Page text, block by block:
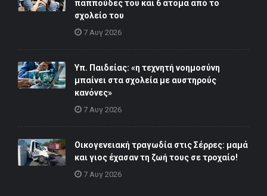
παππούδες του και 6 άτομα από το
σχολείο του
7 Αυγ 2026
Υπ. Παιδείας: «η τεχνητή νοημοσύνη
μπαίνει στα σχολεία με αυστηρούς
κανόνες»
7 Αυγ 2026
Οικογενειακή τραγωδία στις Σέρρες: μαμά
και γιος έχασαν τη ζωή τους σε τροχαίο!
7 Αυγ 2026